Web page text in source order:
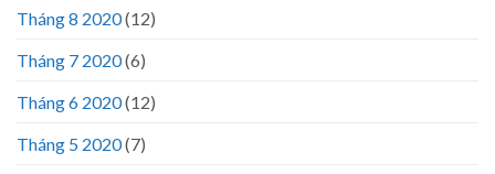
Tháng 8 2020(12)
Tháng 7 2020(6)
Tháng 6 2020(12)
Tháng 5 2020(7)